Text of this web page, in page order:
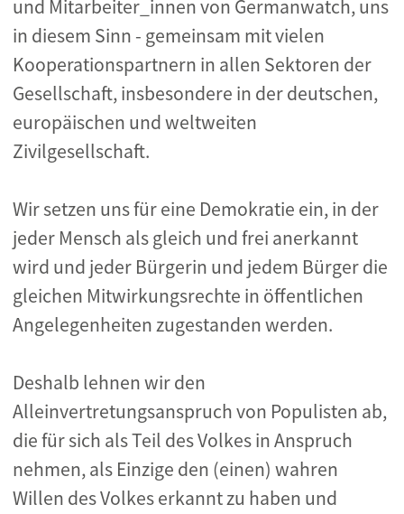
und Mitarbeiter_innen von Germanwatch, uns
in diesem Sinn - gemeinsam mit vielen
Kooperationspartnern in allen Sektoren der
Gesellschaft, insbesondere in der deutschen,
europäischen und weltweiten
Zivilgesellschaft.
Wir setzen uns für eine Demokratie ein, in der
jeder Mensch als gleich und frei anerkannt
wird und jeder Bürgerin und jedem Bürger die
gleichen Mitwirkungsrechte in öffentlichen
Angelegenheiten zugestanden werden.
Deshalb lehnen wir den
Alleinvertretungsanspruch von Populisten ab,
die für sich als Teil des Volkes in Anspruch
nehmen, als Einzige den (einen) wahren
Willen des Volkes erkannt zu haben und